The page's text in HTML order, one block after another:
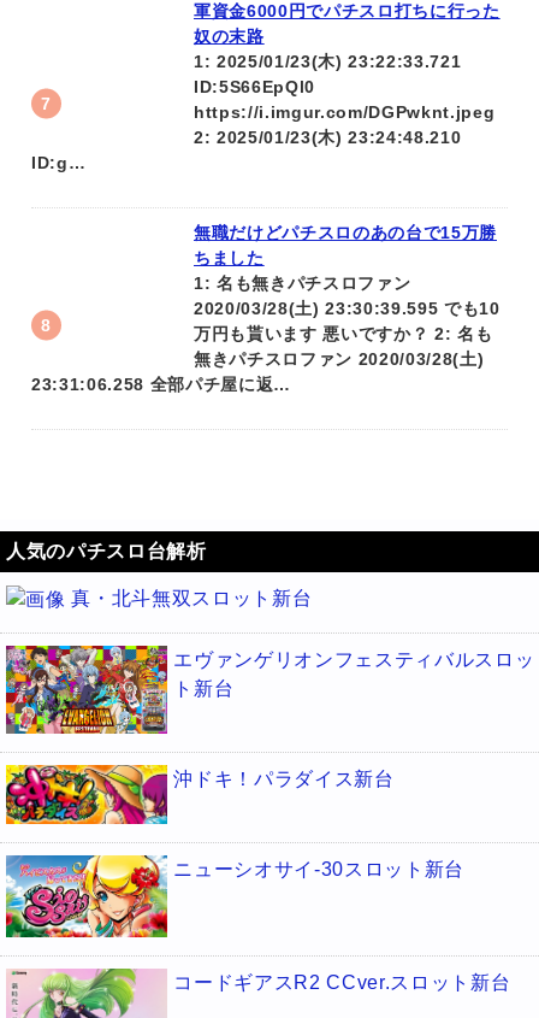
軍資金6000円でパチスロ打ちに行った
奴の末路
1: 2025/01/23(木) 23:22:33.721
ID:5S66EpQl0
https://i.imgur.com/DGPwknt.jpeg
2: 2025/01/23(木) 23:24:48.210
ID:g…
無職だけどパチスロのあの台で15万勝
ちました
1: 名も無きパチスロファン
2020/03/28(土) 23:30:39.595 でも10
万円も貰います 悪いですか？ 2: 名も
無きパチスロファン 2020/03/28(土)
23:31:06.258 全部パチ屋に返…
人気のパチスロ台解析
真・北斗無双スロット新台
エヴァンゲリオンフェスティバルスロッ
ト新台
沖ドキ！パラダイス新台
ニューシオサイ-30スロット新台
コードギアスR2 CCver.スロット新台